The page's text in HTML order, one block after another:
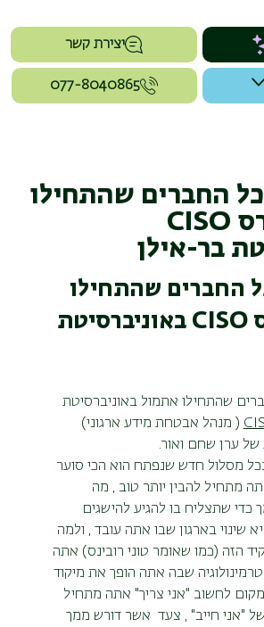
077-8040865
יצירת קשר
החברים שהתחילו
אתמול קורס CISO
בר-אילן
החברים שהתחילו
אתמול קורס CISO באוניברסיטת
שהתחילו אתמול באוניברסיטת
( מנהל אבטחת מידע ארגוני)
של ערן שחם ואור.
מסלול חדש שנפתח הוא הכי סוער
מתחיל להבין יותר טוב , מה
כדי שתצליח בו להגיע להישגים
שינוי בארגון שבו אתה עובד , ולמה
הזה (כמו שאומר טוני רובינס) אתה
שבה אתה הופך את מיקוד
לחשוב "אני צריך" אתה מתחיל
"אני חייב" , צעד  אשר דורש ממך